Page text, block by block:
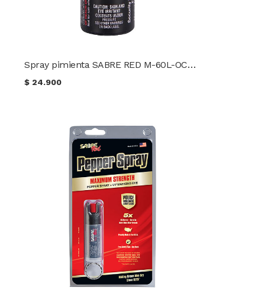
Spray pimienta SABRE RED M-60L-OC (60 g.)
$ 24.900